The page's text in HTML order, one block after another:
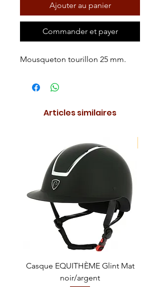
Ajouter au panier
Commander et payer
Mousqueton tourillon 25 mm.
Articles similaires
Casque EQUITHÈME Glint Mat
noir/argent